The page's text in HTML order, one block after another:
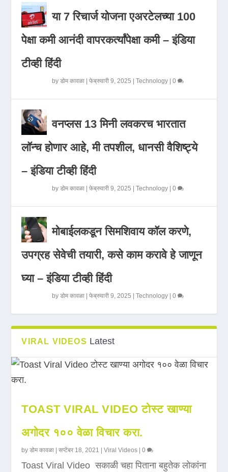
या 7 रिचार्ज योजना एअरटेलच्या 100
पेक्षा कमी आनंदी वापरकर्त्यांपेक्षा कमी – इंडिया
टीव्ही हिंदी
byडोम कावळा |फेब्रुवारी 9, 2025 |Technology |0
वनप्लस 13 मिनी लवकरच भारतात
लॉन्च होणार आहे, मी तपशील, धानसी वैशिष्ट्ये
– इंडिया टीव्ही हिंदी
byडोम कावळा |फेब्रुवारी 9, 2025 |Technology |0
मोबाईलकडून सिमशिवाय कॉल करणे,
उपग्रह सेवेची तयारी, कसे काम करावे हे जाणून
घ्या – इंडिया टीव्ही हिंदी
byडोम कावळा |फेब्रुवारी 9, 2025 |Technology |0
VIRAL VIDEOS Latest
TOAST VIRAL VIDEO टोस्ट खाण्या
अगोदर १०० वेळा विचार करा.
byडोम कावळा |सप्टेंबर 18, 2021 |Viral Videos |0
Toast Viral Video सकाळी चहा पिताना बहुतेक लोकांना